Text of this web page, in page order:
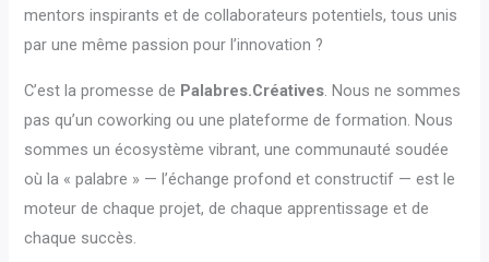
mentors inspirants et de collaborateurs potentiels, tous unis
par une même passion pour l’innovation ?
C’est la promesse de Palabres.Créatives. Nous ne sommes
pas qu’un coworking ou une plateforme de formation. Nous
sommes un écosystème vibrant, une communauté soudée
où la « palabre » — l’échange profond et constructif — est le
moteur de chaque projet, de chaque apprentissage et de
chaque succès.